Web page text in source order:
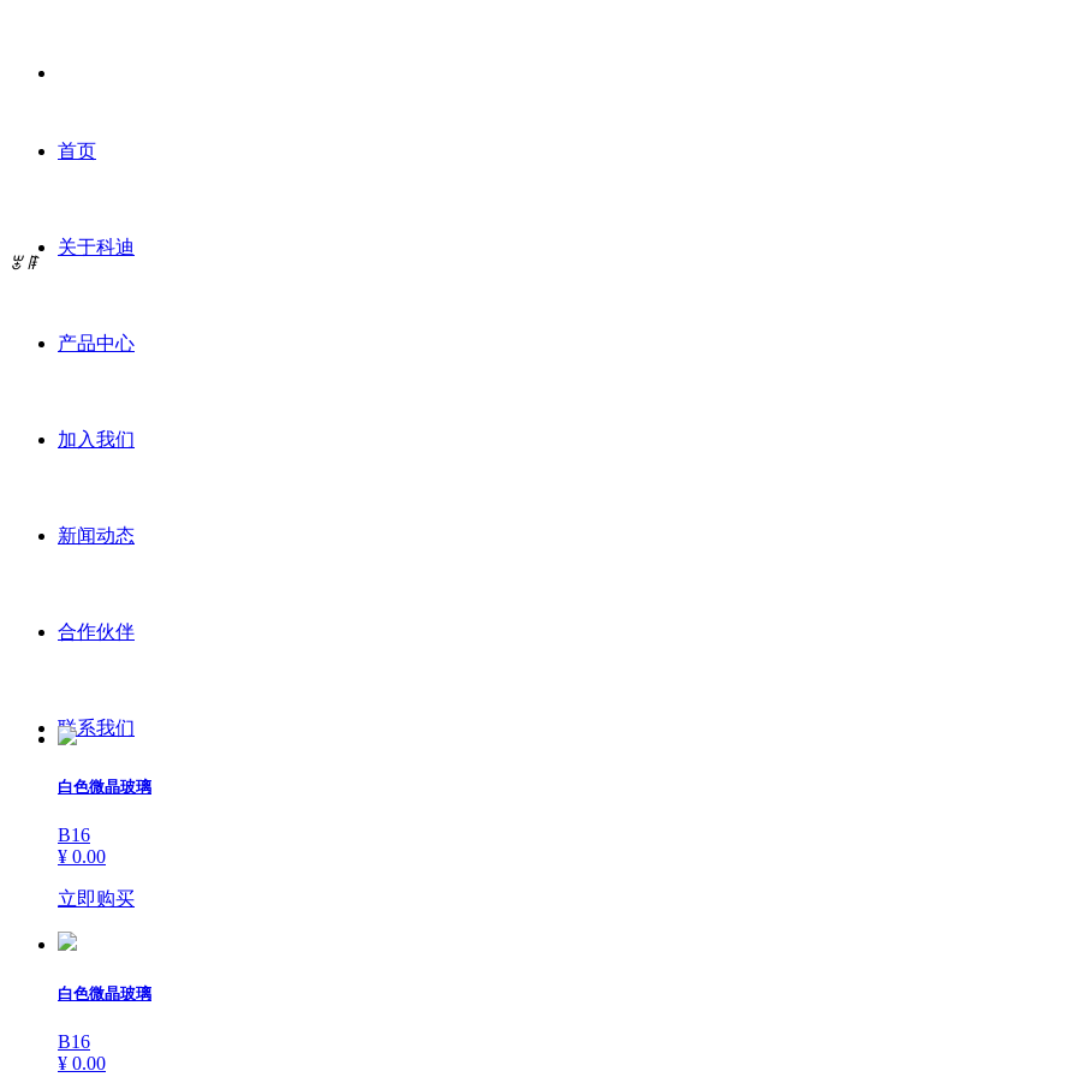
首页
关于科迪
产品中心
加入我们
新闻动态
合作伙伴
联系我们
ꂃ ꁹ
白色微晶玻璃
B16
¥ 0.00
立即购买
白色微晶玻璃
B16
¥ 0.00